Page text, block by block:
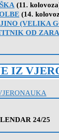
(11.
(14.
(VELIKA
OD
IZ
24/25